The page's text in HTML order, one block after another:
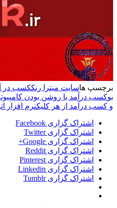
برچسپ هاسایت میترا رنککسب در
یوکسب درآمد با روشن بودن
و کسب درآمد از هر کلیکنرم افزار
اشتراک گزاری Facebook
اشتراک گزاری Twitter
اشتراک گزاری Google+
اشتراک گزاری Reddit
اشتراک گزاری Pinterest
اشتراک گزاری Linkedin
اشتراک گزاری Tumblr